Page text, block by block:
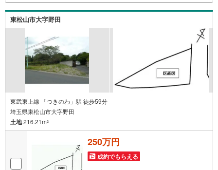
とスムーズにご案内が可能です。
東松山市大字野田
東武東上線 「つきのわ」駅 徒歩59分
埼玉県東松山市大字野田
土地216.21m2
250万円
成約でもらえる